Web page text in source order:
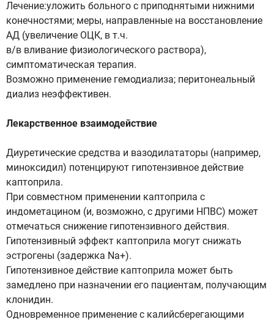
Лечение:уложить больного с приподнятыми нижними
конечностями; меры, направленные на восстановление
АД (увеличение ОЦК, в т.ч.
в/в вливание физиологического раствора),
симптоматическая терапия.
Возможно применение гемодиализа; перитонеальный
диализ неэффективен.
Лекарственное взаимодействие
Диуретические средства и вазодилататоры (например,
миноксидил) потенцируют гипотензивное действие
каптоприла.
При совместном применении каптоприла с
индометацином (и, возможно, с другими НПВС) может
отмечаться снижение гипотензивного действия.
Гипотензивный эффект каптоприла могут снижать
эстрогены (задержка Na+).
Гипотензивное действие каптоприла может быть
замедлено при назначении его пациентам, получающим
клонидин.
Одновременное применение с калийсберегающими